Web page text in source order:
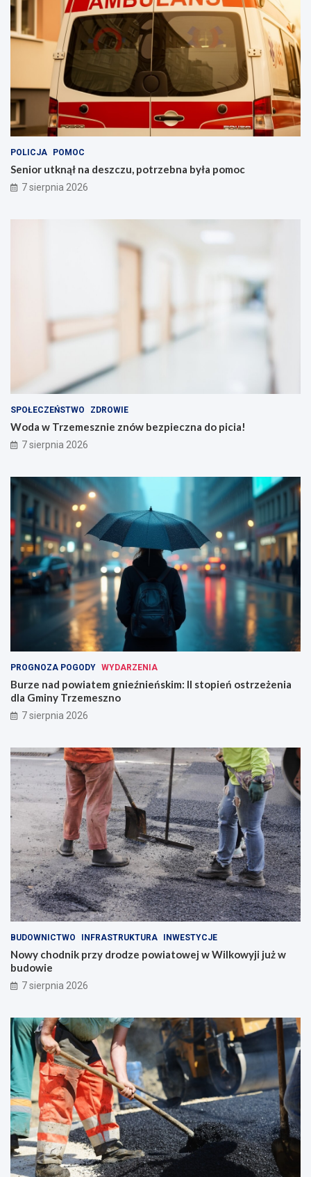
POLICJA POMOC
Senior utknął na deszczu, potrzebna była pomoc
7 sierpnia 2026
SPOŁECZEŃSTWO ZDROWIE
Woda w Trzemesznie znów bezpieczna do picia!
7 sierpnia 2026
PROGNOZA POGODY WYDARZENIA
Burze nad powiatem gnieźnieńskim: II stopień ostrzeżenia
dla Gminy Trzemeszno
7 sierpnia 2026
BUDOWNICTWO INFRASTRUKTURA INWESTYCJE
Nowy chodnik przy drodze powiatowej w Wilkowyji już w
budowie
7 sierpnia 2026